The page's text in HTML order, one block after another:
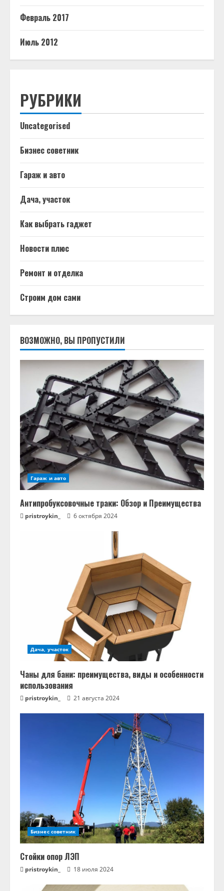
Февраль 2017
Июль 2012
РУБРИКИ
Uncategorised
Бизнес советник
Гараж и авто
Дача, участок
Как выбрать гаджет
Новости плюс
Ремонт и отделка
Строим дом сами
ВОЗМОЖНО, ВЫ ПРОПУСТИЛИ
Гараж и авто
Антипробуксовочные траки: Обзор и Преимущества
pristroykin_ 6 октября 2024
Дача, участок
Чаны для бани: преимущества, виды и особенности
использования
pristroykin_ 21 августа 2024
Бизнес советник
Стойки опор ЛЭП
pristroykin_ 18 июля 2024